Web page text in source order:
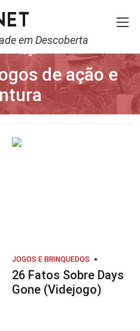
em Descoberta
de ação e
JOGOS E BRINQUEDOS
26 Fatos Sobre Days
Gone (Videjogo)